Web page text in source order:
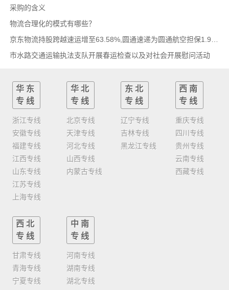
采购的含义
物流合理化的模式有哪些？
市水路交通运输执法支队开展春运检查以及对社会开展慰问活动
华东
专线
浙江专线
安徽专线
福建专线
江西专线
山东专线
江苏专线
上海专线
华北
专线
北京专线
天津专线
河北专线
山西专线
内蒙古专线
东北
专线
辽宁专线
吉林专线
黑龙江专线
西南
专线
重庆专线
四川专线
贵州专线
云南专线
西藏专线
西北
专线
甘肃专线
青海专线
宁夏专线
中南
专线
河南专线
湖南专线
湖北专线